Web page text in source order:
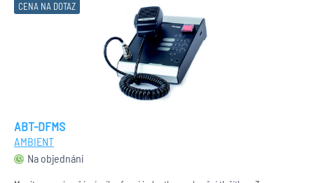
CENA NA DOTAZ
ABT-DFMS
AMBIENT
Na objednání